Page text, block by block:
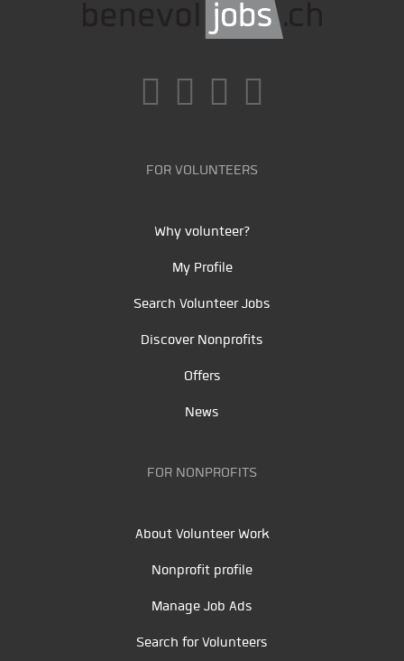
FOR VOLUNTEERS
Why volunteer?
My Profile
Search Volunteer Jobs
Discover Nonprofits
Offers
News
FOR NONPROFITS
About Volunteer Work
Nonprofit profile
Manage Job Ads
Search for Volunteers